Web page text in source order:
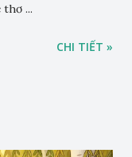
...
CHI TIẾT »